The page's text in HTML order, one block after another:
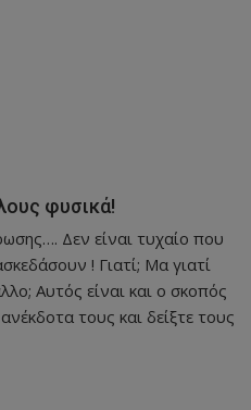
φυσικά!
Δεν είναι τυχαίο που
! Γιατί; Μα γιατί
Αυτός είναι και ο σκοπός
τους και δείξτε τους